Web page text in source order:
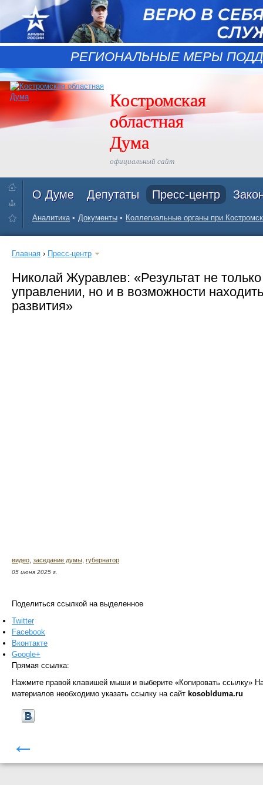
РЕГИОНАЛЬНЫЕ МЕРЫ
Костромская
областная
Дума
официальный сайт
О Думе Депутаты Пресс-центр
Аналитика Документы Коллегиальные органы при
Главная › Пресс-центр
Николай Журавлев: «Результат не
управлении, но и в возможности
развития»
видео заседание думы губернатор
05 июня 2025 г.
Поделиться ссылкой на выделенное
Twitter
Facebook
Вконтакте
Google+
Прямая ссылка:
Нажмите правой клавишей мыши и выберите «Копировать ссылку»
материалов необходимо указать ссылку на сайт kosoblduma.ru
←